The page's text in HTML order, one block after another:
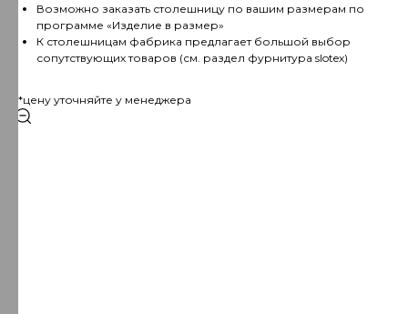
Возможно заказать столешницу по вашим размерам по
программе «Изделие в размер»
К столешницам фабрика предлагает большой выбор
сопутствующих товаров (см. раздел фурнитура slotex)
*цену уточняйте у менеджера